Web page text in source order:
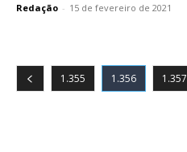
Redação - 15 de fevereiro de 2021
1.355 1.356 1.357